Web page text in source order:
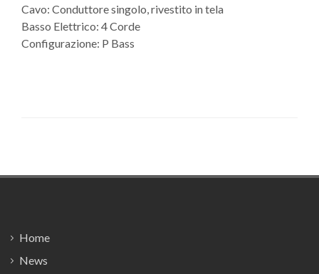
Cavo: Conduttore singolo, rivestito in tela
Basso Elettrico: 4 Corde
Configurazione: P Bass
Home
News